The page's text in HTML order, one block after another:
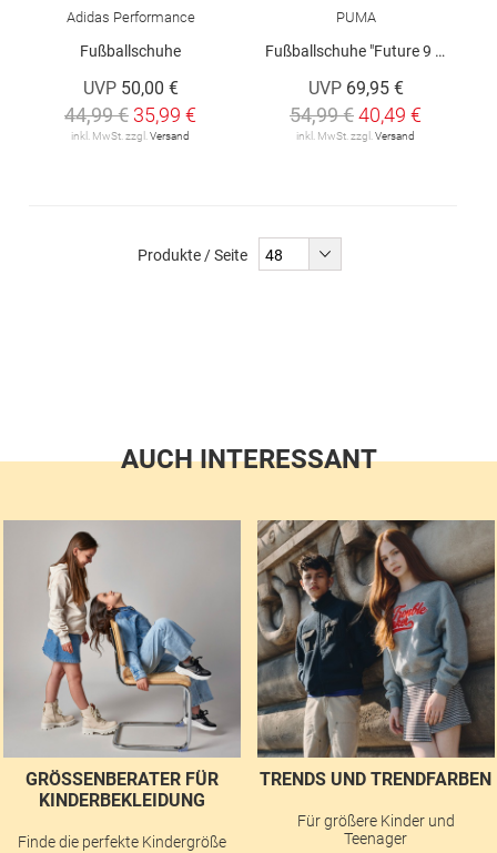
Adidas Performance
Fußballschuhe
UVP 50,00 €
44,99 € 35,99 €
inkl. MwSt. zzgl. Versand
PUMA
Fußballschuhe "Future 9 Match"
UVP 69,95 €
54,99 €40,49 €
inkl. MwSt. zzgl. Versand
Produkte / Seite
AUCH INTERESSANT
GRÖSSENBERATER FÜR K
INDERBEKLEIDUNG
Finde die perfekte Kindergröße
TRENDS UND TRENDFARBEN
Für größere Kinder und
Teenager